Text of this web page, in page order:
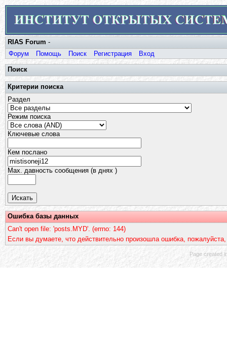
RIAS Forum -
Форум
Помощь Поиск Регистрация Вход
Поиск
Критерии поиска
Раздел
Режим поиска
Ключевые слова
Кем послано
Max. давность сообщения (в днях )
Ошибка базы данных
Can't open file: 'posts.MYD'. (errno: 144)
Если вы думаете, что действительно произошла ошибка,
Page created